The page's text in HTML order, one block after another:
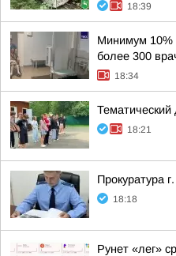
18:39
Минимум 10%
более 300
18:34
18:21
Прокуратура
18:18
Рунет «лег»